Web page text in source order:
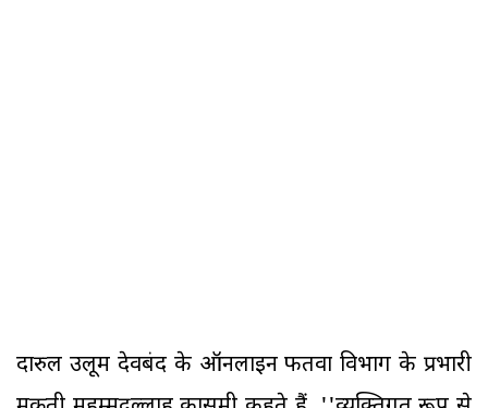
दारुल उलूम देवबंद के ऑनलाइन फतवा विभाग के प्रभारी